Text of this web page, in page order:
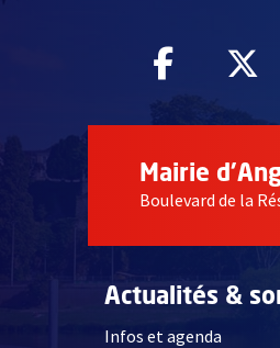
, Ouvre
Mairie
Boulevard de la
Actualités &
Infos et agenda